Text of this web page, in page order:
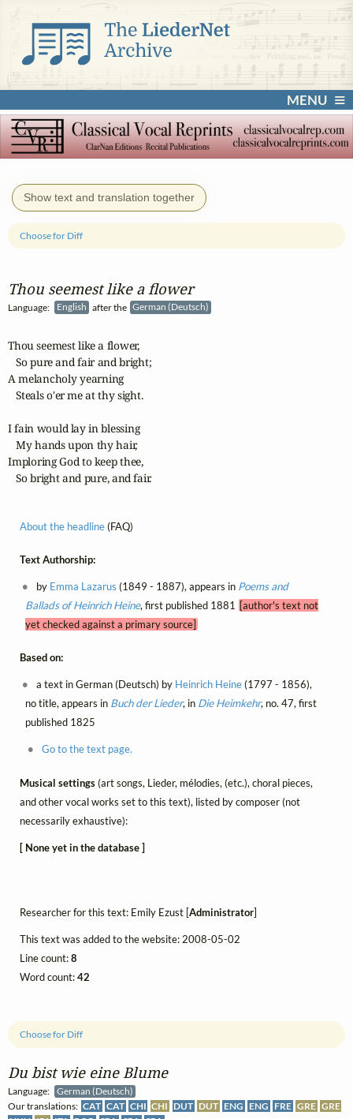
MENU
Show text and translation together
Du bist wie eine Blume
Language:
German (Deutsch)
Our translations: CAT CAT CHI CHI DUT DUT ENG ENG FRE GRE GRE
Choose for Diff
Thou seemest like a flower
Language: English after the German (Deutsch)
Choose for Diff
Thou seemest like a flower,
   So pure and fair and bright;
A melancholy yearning
   Steals o'er me at thy sight.
I fain would lay in blessing
   My hands upon thy hair,
Imploring God to keep thee,
   So bright and pure, and fair.
About the headline(FAQ)
Text Authorship:
by Emma Lazarus (1849 - 1887), appears in Poems and
Ballads of Heinrich Heine, first published 1881
[author's text not
yet checked against a primary source]
Based on:
a text in German (Deutsch) by Heinrich Heine(1797 - 1856),
no title, appears in Buch der Lieder, in Die Heimkehr, no. 47, first
published 1825
Go to the text page.
Musical settings(art songs, Lieder, mélodies, (etc.), choral pieces,
and other vocal works set to this text), listed by composer (not
necessarily exhaustive):
[ None yet in the database ]
Researcher for this text: Emily Ezust [Administrator]
This text was added to the website: 2008-05-02
Line count:8
Word count:42